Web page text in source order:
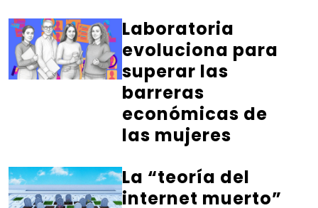
Laboratoria
evoluciona para
superar las
barreras
económicas de
las mujeres
La “teoría del
internet muerto”